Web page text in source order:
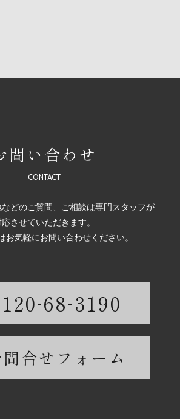
問い合わせ
どのご質問、ご相談は専門スタッフが
させていただきます。
お気軽にお問い合わせください。
-68-3190
問合せフォーム